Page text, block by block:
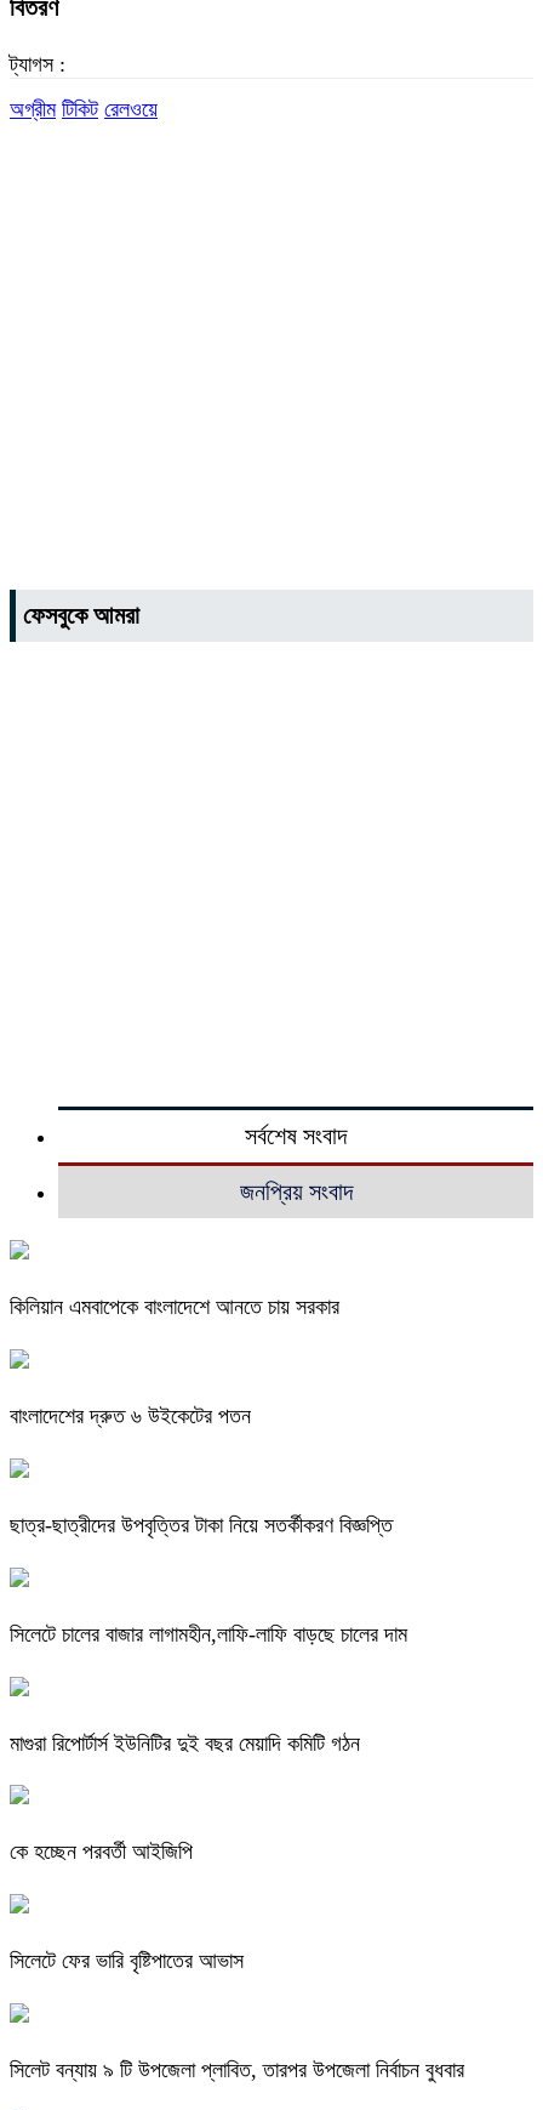
বিতরণ
ট্যাগস :
অগ্রীম টিকিট রেলওয়ে
ফেসবুকে আমরা
সর্বশেষ সংবাদ
জনপ্রিয় সংবাদ
কিলিয়ান এমবাপেকে বাংলাদেশে আনতে চায় সরকার
বাংলাদেশের দ্রুত ৬ উইকেটের পতন
ছাত্র-ছাত্রীদের উপবৃত্তির টাকা নিয়ে সতর্কীকরণ বিজ্ঞপ্তি
সিলেটে চালের বাজার লাগামহীন,লাফি-লাফি বাড়ছে চালের দাম
মাগুরা রিপোর্টার্স ইউনিটির দুই বছর মেয়াদি কমিটি গঠন
কে হচ্ছেন পরবর্তী আইজিপি
সিলেটে ফের ভারি বৃষ্টিপাতের আভাস
সিলেট বন্যায় ৯ টি উপজেলা প্লাবিত, তারপর উপজেলা নির্বাচন বুধবার